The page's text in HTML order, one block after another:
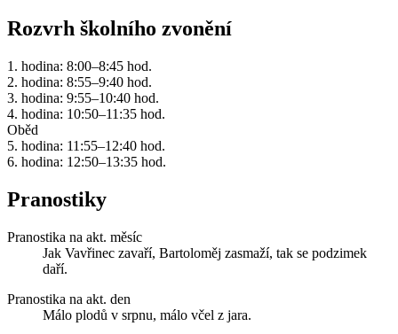
Rozvrh školního zvonění
1. hodina: 8:00–8:45 hod.
2. hodina: 8:55–9:40 hod.
3. hodina: 9:55–10:40 hod.
4. hodina: 10:50–11:35 hod.
Oběd
5. hodina: 11:55–12:40 hod.
6. hodina: 12:50–13:35 hod.
Pranostiky
Pranostika na akt. měsíc
Jak Vavřinec zavaří, Bartoloměj zasmaží, tak se podzimek
daří.
Pranostika na akt. den
Málo plodů v srpnu, málo včel z jara.